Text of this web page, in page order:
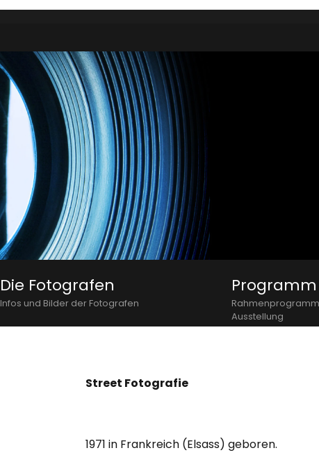
Die Fotografen
Infos und Bilder der Fotografen
Programm
Ausstellung
Street Fotografie
1971 in Frankreich (Elsass) geboren.